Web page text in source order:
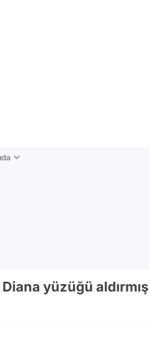
yüzüğü aldırmış